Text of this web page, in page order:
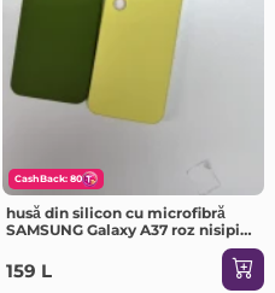
CashBack: 80
husă din silicon cu microfibră
SAMSUNG Galaxy A37 roz nisipiu
159 L